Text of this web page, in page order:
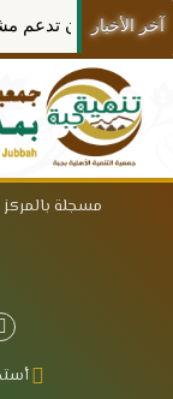
آخر الأخبار
احسان تدعم مشروع
مسجلة بالمركز